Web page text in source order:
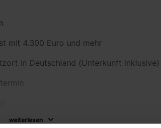
mit 4.300 Euro und mehr
in Deutschland (Unterkunft inklusive)
weiterlesen